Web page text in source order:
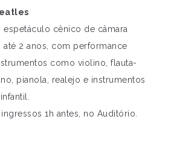
espetáculo cênico de câmara
até 2 anos, com performance
como violino, flauta-
pianola, realejo e instrumentos
1h antes, no Auditório.